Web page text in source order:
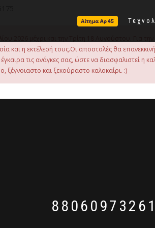
και η εκτέλεσή τους.Οι αποστολές θα
τις ανάγκες σας, ώστε να διασφαλιστεί
ξέγνοιαστο και ξεκούραστο καλοκαίρι. :)